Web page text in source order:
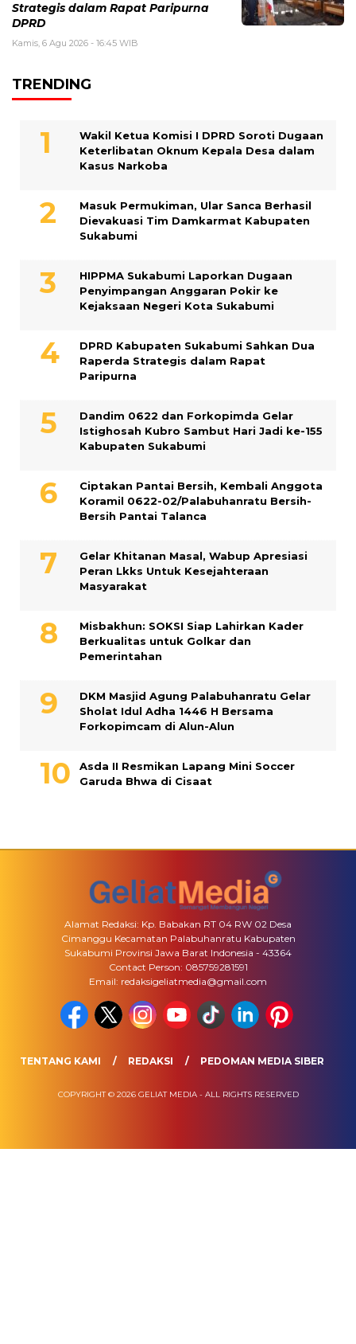
Strategis dalam Rapat Paripurna
DPRD
Kamis, 6 Agu 2026 - 16:45 WIB
TRENDING
Wakil Ketua Komisi I DPRD Soroti Dugaan
Keterlibatan Oknum Kepala Desa dalam
Kasus Narkoba
Masuk Permukiman, Ular Sanca Berhasil
Dievakuasi Tim Damkarmat Kabupaten
Sukabumi
HIPPMA Sukabumi Laporkan Dugaan
Penyimpangan Anggaran Pokir ke
Kejaksaan Negeri Kota Sukabumi
DPRD Kabupaten Sukabumi Sahkan Dua
Raperda Strategis dalam Rapat
Paripurna
Dandim 0622 dan Forkopimda Gelar
Istighosah Kubro Sambut Hari Jadi ke-155
Kabupaten Sukabumi
Ciptakan Pantai Bersih, Kembali Anggota
Koramil 0622-02/Palabuhanratu Bersih-
Bersih Pantai Talanca
Gelar Khitanan Masal, Wabup Apresiasi
Peran Lkks Untuk Kesejahteraan
Masyarakat
Misbakhun: SOKSI Siap Lahirkan Kader
Berkualitas untuk Golkar dan
Pemerintahan
DKM Masjid Agung Palabuhanratu Gelar
Sholat Idul Adha 1446 H Bersama
Forkopimcam di Alun-Alun
Asda II Resmikan Lapang Mini Soccer
Garuda Bhwa di Cisaat
Alamat Redaksi: Kp. Babakan RT 04 RW 02 Desa
Cimanggu Kecamatan Palabuhanratu Kabupaten
Sukabumi Provinsi Jawa Barat Indonesia - 43364
Contact Person: 085759281591
Email: redaksigeliatmedia@gmail.com
TENTANG KAMI REDAKSI PEDOMAN MEDIA SIBER
COPYRIGHT © 2026 GELIAT MEDIA - ALL RIGHTS RESERVED